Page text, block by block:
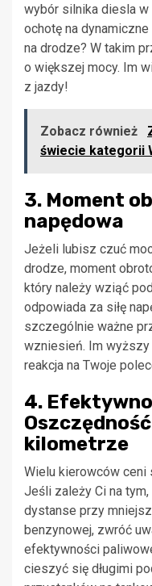
wybór silnika diesla w
ochotę na
na drodze? W takim
o większej mocy. Im
z jazdy!
Zobacz również
świecie kategorii
3. Moment
napędowa
Jeżeli lubisz czuć
drodze, moment
który należy wziąć
odpowiada za siłę
szczególnie ważne
wzniesień. Im
reakcja na Twoje
4.
kilometrze
Wielu kierowców ceni
Jeśli zależy Ci na
dystanse przy
benzynowej, zwróć
efektywności
cieszyć się długimi